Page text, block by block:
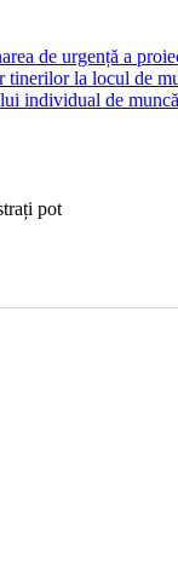
de urgență a
tinerilor la locul de
individual de
pot